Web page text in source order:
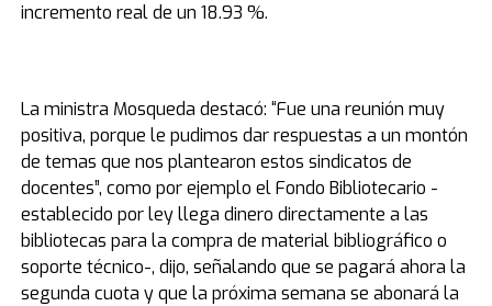
incremento real de un 18.93 %.
La ministra Mosqueda destacó: “Fue una reunión muy
positiva, porque le pudimos dar respuestas a un montón
de temas que nos plantearon estos sindicatos de
docentes”, como por ejemplo el Fondo Bibliotecario -
establecido por ley llega dinero directamente a las
bibliotecas para la compra de material bibliográfico o
soporte técnico-, dijo, señalando que se pagará ahora la
segunda cuota y que la próxima semana se abonará la